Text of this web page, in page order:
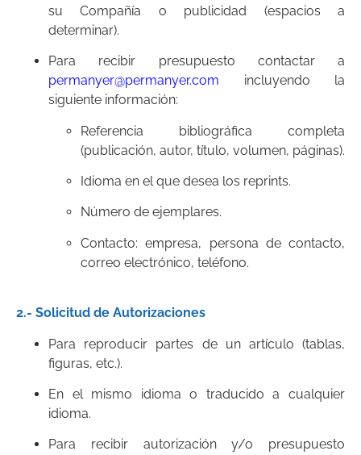
su Compañía o publicidad (espacios a
determinar).
Para recibir presupuesto contactar a
permanyer@permanyer.com incluyendo la
siguiente información:
Referencia bibliográfica completa
(publicación, autor, título, volumen, páginas).
Idioma en el que desea los reprints.
Número de ejemplares.
Contacto: empresa, persona de contacto,
correo electrónico, teléfono.
2.- Solicitud de Autorizaciones
Para reproducir partes de un artículo (tablas,
figuras, etc.).
En el mismo idioma o traducido a cualquier
idioma.
Para recibir autorización y/o presupuesto